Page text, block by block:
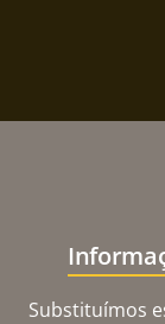
Substituímos